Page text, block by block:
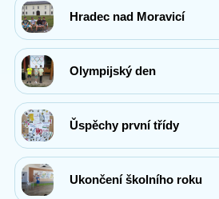
Hradec nad Moravicí
Olympijský den
Ǔspěchy první třídy
Ukončení školního roku